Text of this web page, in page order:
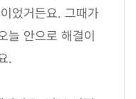
었거든요. 그때가
늘 안으로 해결이
.